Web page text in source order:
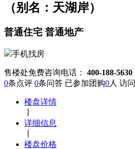
（别名：天湖岸）
普通住宅 普通地产
手机找房
售楼处免费咨询电话： 400-188-5630
0条点评 0条问答 已参加团购0人 访问
楼盘详情
详细信息
楼盘价格